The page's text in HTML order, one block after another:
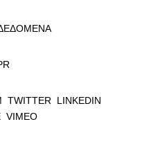
TWITTER
LINKEDIN
VIMEO